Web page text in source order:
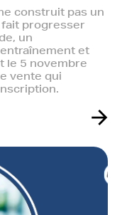
construit pas un
fait progresser
un
et
le 5 novembre
vente qui